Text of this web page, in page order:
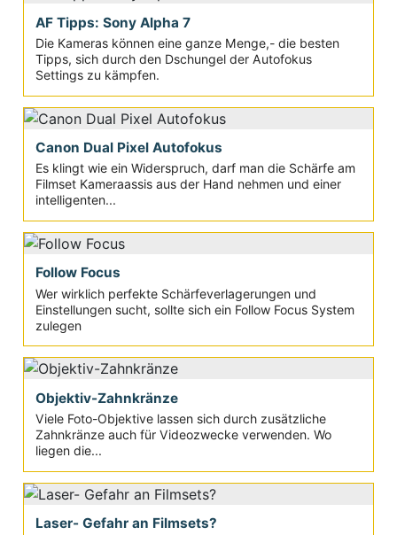
AF Tipps: Sony Alpha 7
Die Kameras können eine ganze Menge,- die besten
Tipps, sich durch den Dschungel der Autofokus
Settings zu kämpfen.
Canon Dual Pixel Autofokus
Es klingt wie ein Widerspruch, darf man die Schärfe am
Filmset Kameraassis aus der Hand nehmen und einer
intelligenten...
Follow Focus
Wer wirklich perfekte Schärfeverlagerungen und
Einstellungen sucht, sollte sich ein Follow Focus System
zulegen
Objektiv-Zahnkränze
Viele Foto-Objektive lassen sich durch zusätzliche
Zahnkränze auch für Videozwecke verwenden. Wo
liegen die...
Laser- Gefahr an Filmsets?